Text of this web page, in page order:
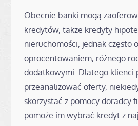
Obecnie banki mogą
kredytów, także kredyty
nieruchomości, jednak często
oprocentowaniem, różnego
dodatkowymi. Dlatego klienci
przeanalizować oferty,
skorzystać z pomocy doradcy
pomoże im wybrać kredyt z